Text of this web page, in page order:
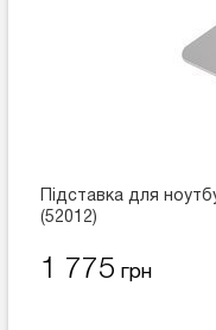
Підставка для
(52012)
1 775 грн